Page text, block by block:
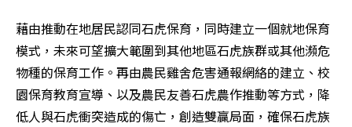
藉由推動在地居民認同石虎保育，同時建立一個就地保育
模式，未來可望擴大範圍到其他地區石虎族群或其他瀕危
物種的保育工作。再由農民雞舍危害通報網絡的建立、校
園保育教育宣導、以及農民友善石虎農作推動等方式，降
低人與石虎衝突造成的傷亡，創造雙贏局面，確保石虎族